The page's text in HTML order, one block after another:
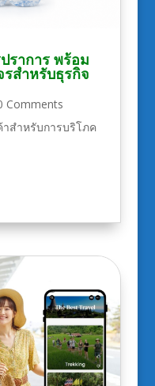
ราการ พร้อม
สำหรับธุรกิจ
Comments
สำหรับการบริโภค